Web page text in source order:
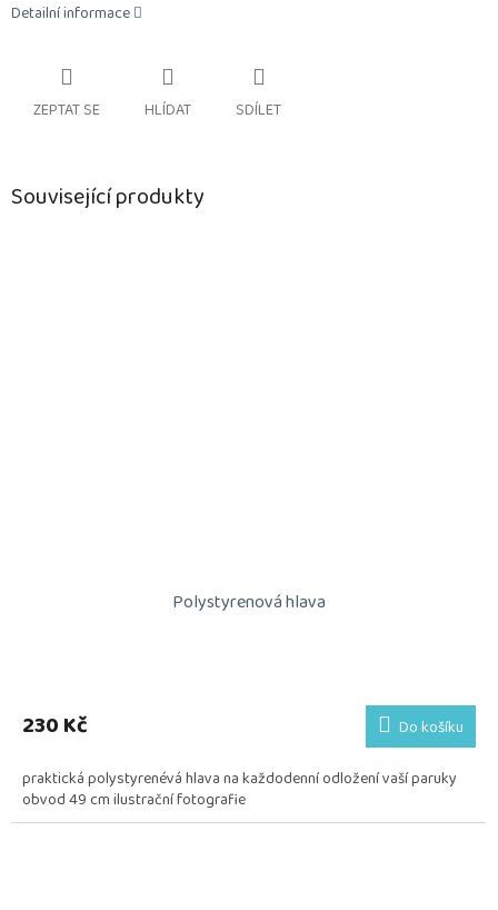
Detailní informace
ZEPTAT SE HLÍDAT SDÍLET
Související produkty
Polystyrenová hlava
230 Kč Do košíku
praktická polystyrenévá hlava na každodenní odložení vaší paruky
obvod 49 cm ilustrační fotografie